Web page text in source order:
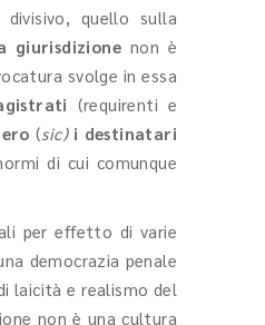
quello sulla
giurisdizione non è
svolge in essa
(requirenti e
(sic) i destinatari
di cui comunque
per effetto di varie
democrazia penale
laicità e realismo del
non è una cultura